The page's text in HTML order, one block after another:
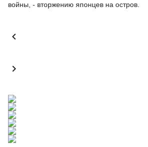
войны, - вторжению японцев на остров.

